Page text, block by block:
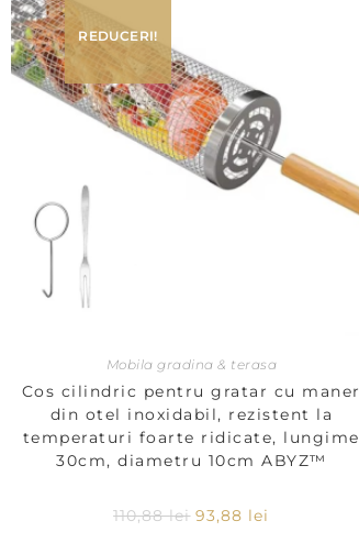
REDUCERI!
Mobila gradina & terasa
Cos cilindric pentru gratar cu maner
din otel inoxidabil, rezistent la
temperaturi foarte ridicate, lungime
30cm, diametru 10cm ABYZ™
110,88lei 93,88 lei